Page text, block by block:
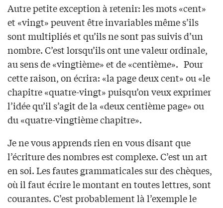
Autre petite exception à retenir: les mots «cent»
et «vingt» peuvent être invariables même s’ils
sont multipliés et qu’ils ne sont pas suivis d’un
nombre. C’est lorsqu’ils ont une valeur ordinale,
au sens de «vingtième» et de «centième». Pour
cette raison, on écrira: «la page deux cent» ou «le
chapitre «quatre-vingt» puisqu’on veux exprimer
l’idée qu’il s’agit de la «deux centième page» ou
du «quatre-vingtième chapitre».
Je ne vous apprends rien en vous disant que
l’écriture des nombres est complexe. C’est un art
en soi. Les fautes grammaticales sur des chèques,
où il faut écrire le montant en toutes lettres, sont
courantes. C’est probablement là l’exemple le